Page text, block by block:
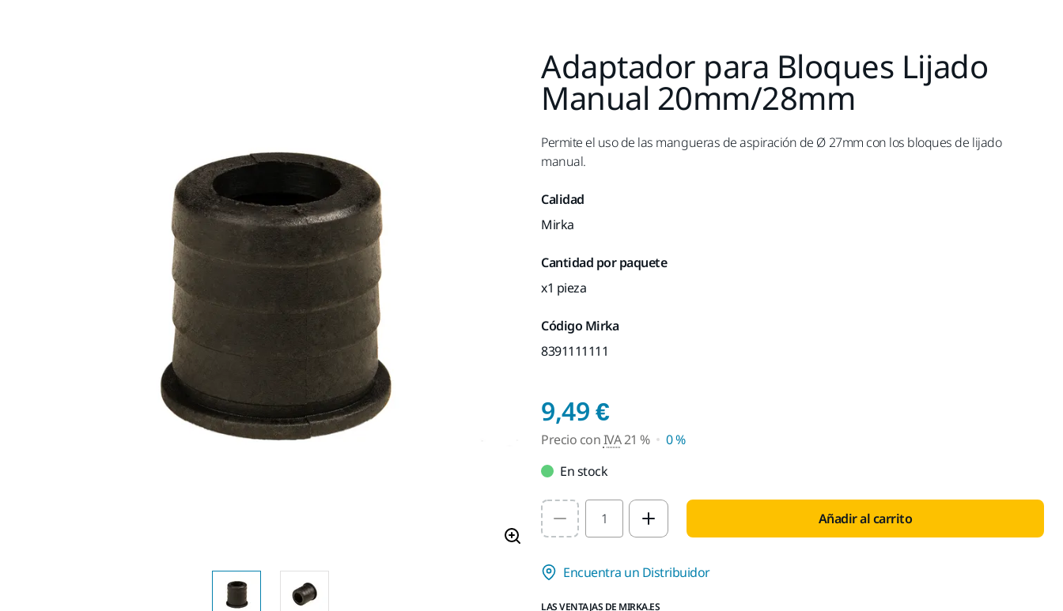
Adaptador para Bloques Lijado
Manual 20mm/28mm
Permite el uso de las mangueras de aspiración de Ø 27mm con los bloques de lijado
manual.
Calidad
Mirka
Cantidad por paquete
x1 pieza
Código Mirka
8391111111
9,49 €Precio con IVA 21 %
Precio conIVA21 %
0 %
En stock
Select quantity value Añadir al carrito
Encuentra un Distribuidor
LAS VENTAJAS DE MIRKA.ES